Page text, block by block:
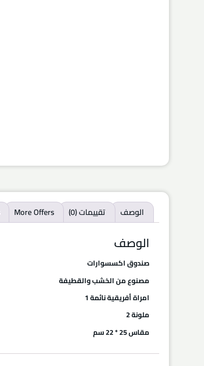
الوصف تقييمات (0) More Offers
الوصف
صندوق اكسسوارات
مصنوع من الخشب والقطيفة
امراة أفريقية نائمة 1
ملونة 2
مقاس 25 * 22 سم